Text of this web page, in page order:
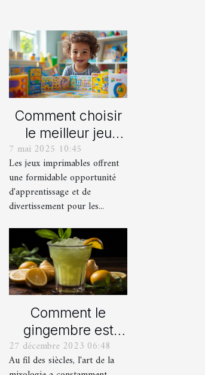
Comment choisir
le meilleur jeu
imprimable pour
votre enfant
7 mai 2025 10:45
Les jeux imprimables offrent
une formidable opportunité
d'apprentissage et de
divertissement pour les...
Comment le
gingembre est
devenu un
ingrédient clé
27 décembre 2023 06:48
Au fil des siècles, l'art de la